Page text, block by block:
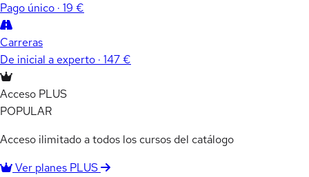
Pago único · 19 €
Carreras
De inicial a experto · 147 €
Acceso PLUS
POPULAR
Acceso ilimitado a todos los cursos del catálogo
Ver planes PLUS